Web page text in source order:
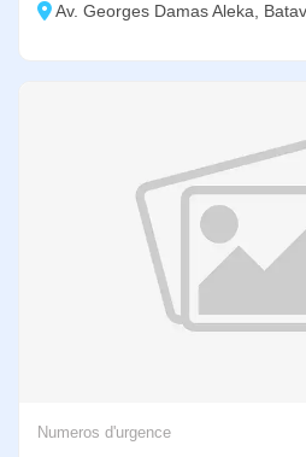
Av. Georges Damas Aleka,
Numeros d'urgence